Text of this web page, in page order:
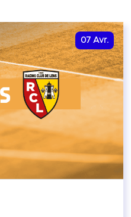
07 Avr.